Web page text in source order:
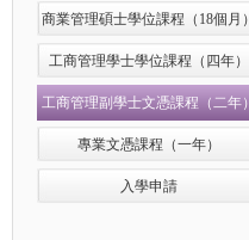
商業管理碩士學位課程（18個月）
工商管理學士學位課程（四年）
工商管理副學士文憑課程（二年）
專業文憑課程（一年）
入學申請